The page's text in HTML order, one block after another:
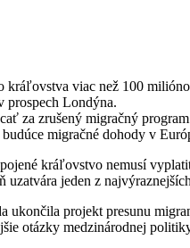
kráľovstva viac než 100
prospech Londýna.
za zrušený migračný
migračné dohody v
kráľovstvo nemusí
uzatvára jeden z
ukončila projekt presunu
otázky medzinárodnej